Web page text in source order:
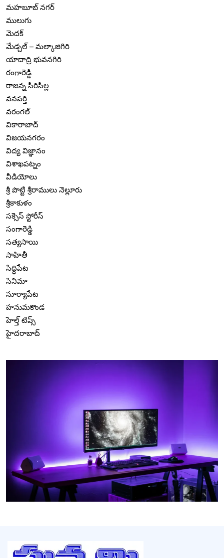
మహబూబ్ నగర్
ములుగు
మెదక్
మేడ్చల్ – మల్కాజిగిరి
యాదాద్రి భువనగిరి
రంగారెడ్డి
రాజన్న సిరిసిల్ల
వనపర్తి
వరంగల్
వికారాబాద్
విజయనగరం
విద్య విజ్ఞానం
విశాఖపట్నం
వీడియోలు
శ్రీ పొట్టి శ్రీరాములు నెల్లూరు
శ్రీకాకుళం
సక్సెస్ స్టోరీస్
సంగారెడ్డి
సత్యసాయి
సాహితీ
సిద్ధిపేట
సినిమా
సూర్యాపేట
హనుమకొండ
హెల్త్ టిప్స్
హైదరాబాద్